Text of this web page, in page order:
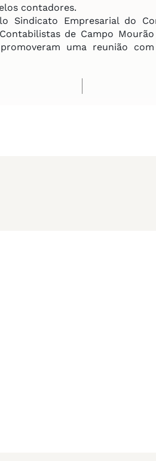
contadores.
Empresarial do
de Campo
uma reunião